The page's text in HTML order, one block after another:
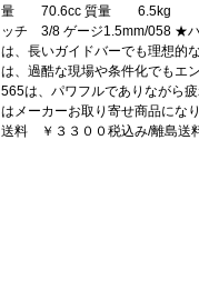
量 70.6cc 質量 6.5kg ★20イ
ッチ 3/8 ゲージ1.5mm/058 ★ハ
は、長いガイドバーでも理想的
は、過酷な現場や条件化でもエ
565は、パワフルでありながら
はメーカーお取り寄せ商品にな
送料 ￥３３００税込み/離島送